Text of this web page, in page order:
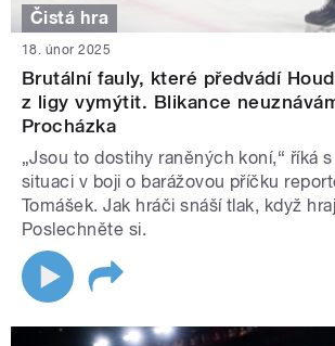
Čistá hra
18. únor 2025
Brutální fauly, které předvádí
z ligy vymýtit. Blikance
Procházka
„Jsou to dostihy raněných koní,“ říká
situaci v boji o barážovou příčku
Tomášek. Jak hráči snáší tlak, když
Poslechněte si.